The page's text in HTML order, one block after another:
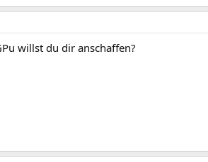
willst du dir anschaffen?